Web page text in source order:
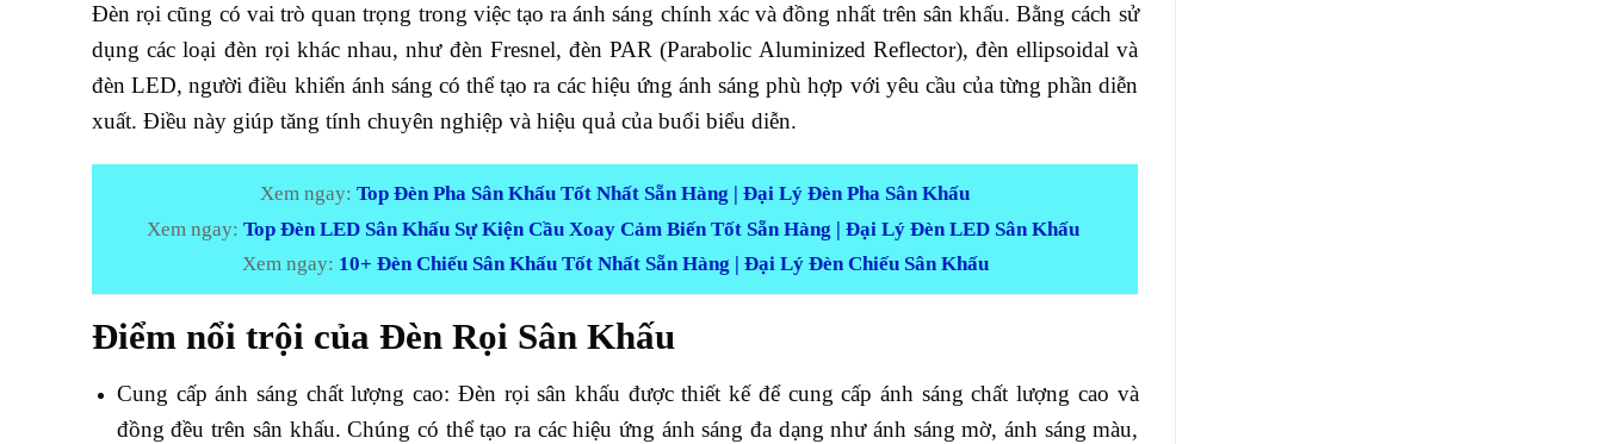
Đèn rọi cũng có vai trò quan trọng trong việc tạo ra ánh sáng chính xác và đồng nhất trên sân khấu. Bằng cách sử
dụng các loại đèn rọi khác nhau, như đèn Fresnel, đèn PAR (Parabolic Aluminized Reflector), đèn ellipsoidal và
đèn LED, người điều khiển ánh sáng có thể tạo ra các hiệu ứng ánh sáng phù hợp với yêu cầu của từng phần diễn
xuất. Điều này giúp tăng tính chuyên nghiệp và hiệu quả của buổi biểu diễn.
Xem ngay: Top Đèn Pha Sân Khấu Tốt Nhất Sẵn Hàng | Đại Lý Đèn Pha Sân Khấu
Xem ngay: Top Đèn LED Sân Khấu Sự Kiện Cầu Xoay Cảm Biến Tốt Sẵn Hàng | Đại Lý Đèn LED Sân Khấu
Xem ngay: 10+ Đèn Chiếu Sân Khấu Tốt Nhất Sẵn Hàng | Đại Lý Đèn Chiếu Sân Khấu
Điểm nổi trội của Đèn Rọi Sân Khấu
Cung cấp ánh sáng chất lượng cao: Đèn rọi sân khấu được thiết kế để cung cấp ánh sáng chất lượng cao và
đồng đều trên sân khấu. Chúng có thể tạo ra các hiệu ứng ánh sáng đa dạng như ánh sáng mờ, ánh sáng màu,